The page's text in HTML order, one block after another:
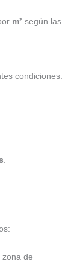
m² según las
condiciones:
de